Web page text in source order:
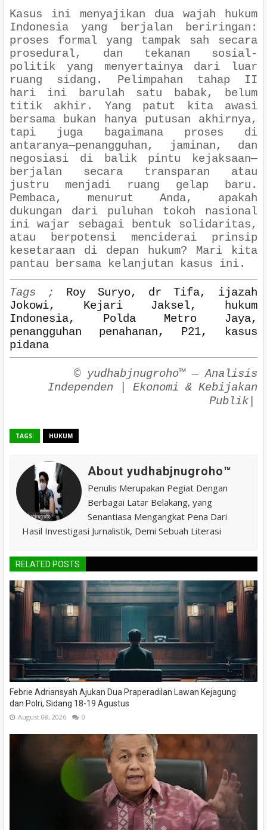
Kasus ini menyajikan dua wajah hukum
Indonesia yang berjalan beriringan:
proses formal yang tampak sah secara
prosedural, dan tekanan sosial-
politik yang menyertainya dari luar
ruang sidang. Pelimpahan tahap II
hari ini barulah satu babak, belum
titik akhir. Yang patut kita awasi
bersama bukan hanya putusan akhirnya,
tapi juga bagaimana proses di
antaranya—penangguhan, jaminan, dan
negosiasi di balik pintu kejaksaan—
berjalan secara transparan atau
justru menjadi ruang gelap baru.
Pembaca, menurut Anda, apakah
dukungan dari puluhan tokoh nasional
ini wajar sebagai bentuk solidaritas,
atau berpotensi menciderai prinsip
kesetaraan di depan hukum? Mari kita
pantau bersama kelanjutan kasus ini.
Tags ; Roy Suryo, dr Tifa, ijazah
Jokowi, Kejari Jaksel, hukum
Indonesia, Polda Metro Jaya,
penangguhan penahanan, P21, kasus
pidana
© yudhabjnugroho™ — Analisis
Independen | Ekonomi & Kebijakan
Publik
TAGS: HUKUM
About yudhabjnugroho™️
Penulis Merupakan Pegiat Dengan
Berbagai Latar Belakang, yang
Senantiasa Mengangkat Pena Dari
Hasil Investigasi Jurnalistik, Demi Sebuah Literasi
RELATED POSTS
Febrie Adriansyah Ajukan Dua Praperadilan Lawan Kejagung
dan Polri, Sidang 18-19 Agustus
August 08, 2026 0